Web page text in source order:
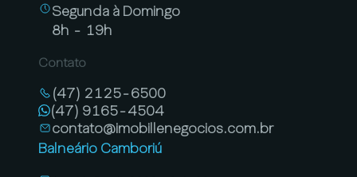
Segunda à Domingo
8h - 19h
Contato
(47) 2125-6500
(47) 9165-4504
contato@imobillenegocios.com.br
Balneário Camboriú